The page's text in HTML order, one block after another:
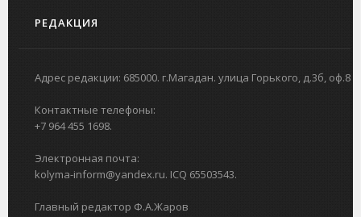
РЕДАКЦИЯ
Адрес редакции: 685000. г.Магадан. улица Горького, д.3б, оф.8
Контактные телефоны:
+7 964 455 1698.
Электронная почта:
kolyma-inform@yandex.ru. ICQ 65503543.
Главный редактор Ф.А.Жаров